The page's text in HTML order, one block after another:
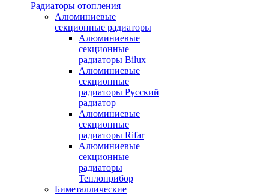
Радиаторы отопления
Алюминиевые
секционные радиаторы
Алюминиевые
секционные
радиаторы Bilux
Алюминиевые
секционные
радиаторы Русский
радиатор
Алюминиевые
секционные
радиаторы Rifar
Алюминиевые
секционные
радиаторы
Теплоприбор
Биметаллические